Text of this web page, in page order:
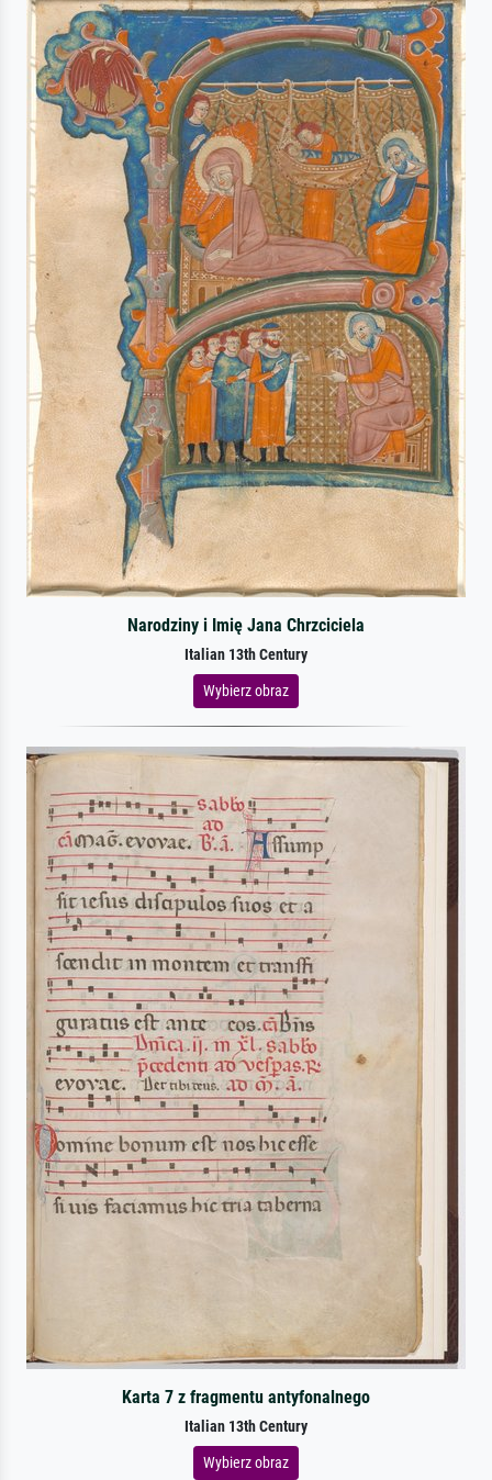
Narodziny i Imię Jana Chrzciciela
Italian 13th Century
Wybierz obraz
Karta 7 z fragmentu antyfonalnego
Italian 13th Century
Wybierz obraz